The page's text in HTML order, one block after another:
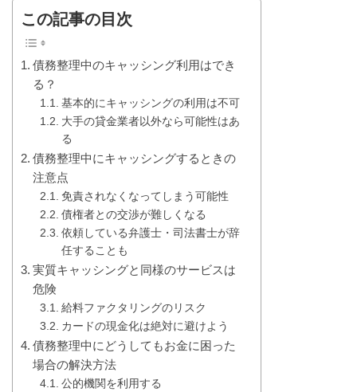
この記事の目次
債務整理中のキャッシング利用はでき
る？
基本的にキャッシングの利用は不可
大手の貸金業者以外なら可能性はあ
る
債務整理中にキャッシングするときの
注意点
免責されなくなってしまう可能性
債権者との交渉が難しくなる
依頼している弁護士・司法書士が辞
任することも
実質キャッシングと同様のサービスは
危険
給料ファクタリングのリスク
カードの現金化は絶対に避けよう
債務整理中にどうしてもお金に困った
場合の解決方法
公的機関を利用する